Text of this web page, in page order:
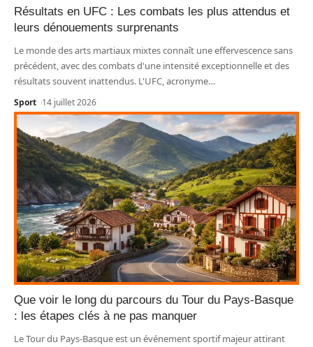
Résultats en UFC : Les combats les plus attendus et
leurs dénouements surprenants
Le monde des arts martiaux mixtes connaît une effervescence sans
précédent, avec des combats d'une intensité exceptionnelle et des
résultats souvent inattendus. L'UFC, acronyme…
Sport 14 juillet 2026
Que voir le long du parcours du Tour du Pays-Basque
: les étapes clés à ne pas manquer
Le Tour du Pays-Basque est un événement sportif majeur attirant